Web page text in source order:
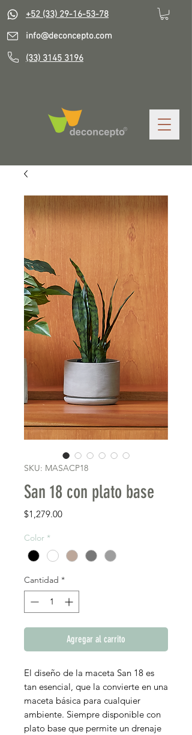
+52 (33) 29-16-53-78
info@deconcepto.com
(33) 3145 3196
SKU: MASACP18
San 18 con plato base
$1,279.00Precio
Color *
Cantidad *
Agregar al carrito
El diseño de la maceta San 18 es
tan esencial, que la convierte en una
maceta básica para cualquier
ambiente. Siempre disponible con
plato base que permite un drenaje